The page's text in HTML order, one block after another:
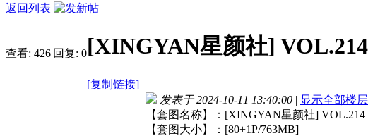
返回列表
查看: 426|回复: 0[XINGYAN星颜社]
[复制链接]
发表于 2024-10-11 13:40:00 | 显示全部楼层
【套图名称】：[XINGYAN星颜社]
【套图大小】：[80+1P/763MB]